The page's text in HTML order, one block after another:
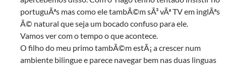
portuguÃªs mas como ele tambÃ©m sÃ³ vÃª TV em inglÃªs
Ã© natural que seja um bocado confuso para ele.
Vamos ver com o tempo o que acontece.
O filho do meu primo tambÃ©m estÃ¡ a crescer num
ambiente bilingue e parece navegar bem nas duas linguas